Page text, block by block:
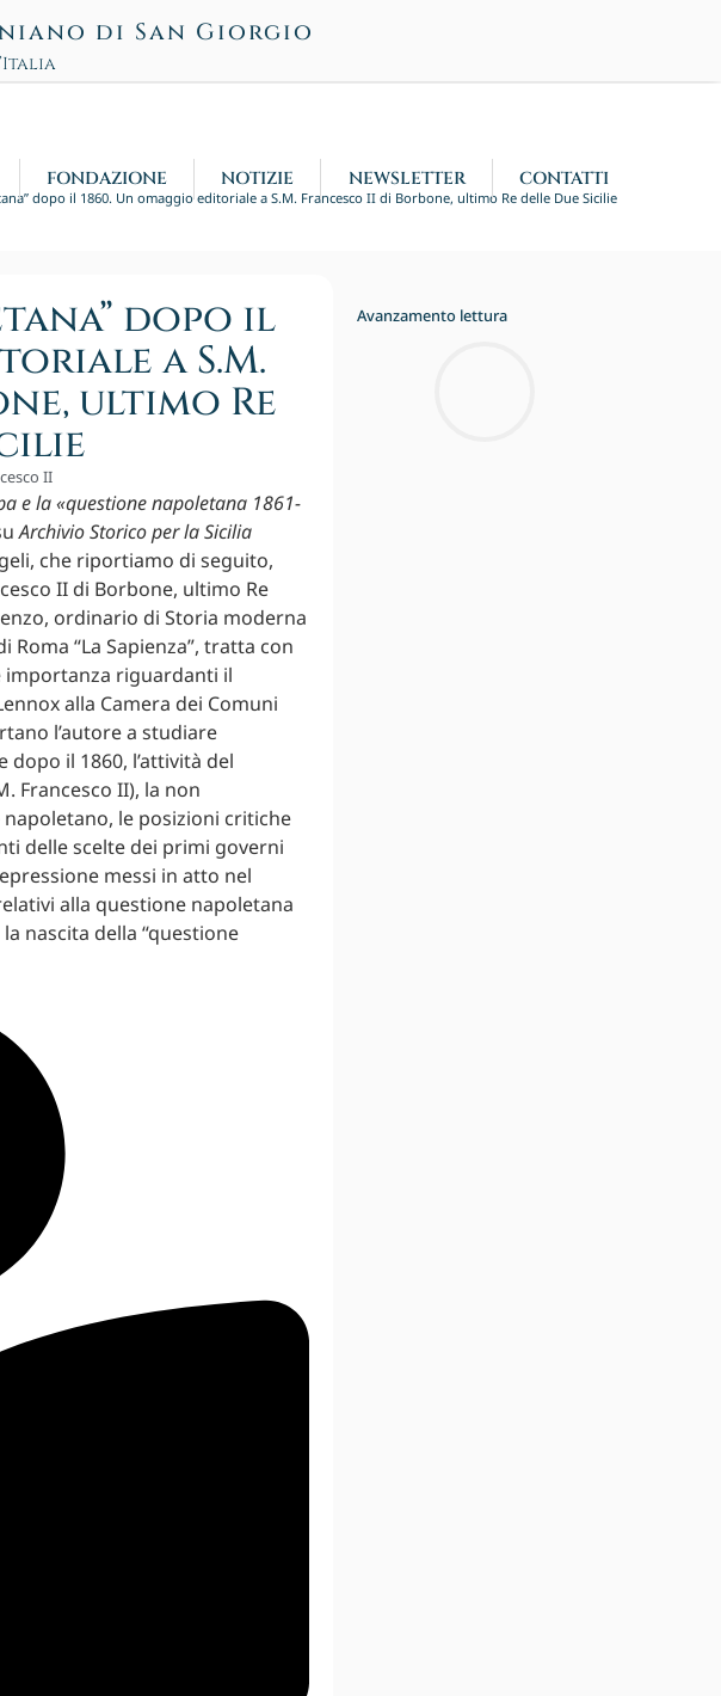
di San Giorgio
FONDAZIONE NOTIZIE NEWSLETTER CONTATTI
dopo il 1860. Un omaggio editoriale a S.M. Francesco II di Borbone, ultimo Re delle Due Sicilie
dopo il
a S.M.
ultimo Re
II
e la «questione napoletana 1861-
Archivio Storico per la Sicilia
che riportiamo di seguito,
II di Borbone, ultimo Re
ordinario di Storia moderna
“La Sapienza”, tratta con
importanza riguardanti il
alla Camera dei Comuni
l’autore a studiare
dopo il 1860, l’attività del
Francesco II), la non
le posizioni critiche
delle scelte dei primi governi
messi in atto nel
alla questione napoletana
nascita della “questione
Avanzamento lettura